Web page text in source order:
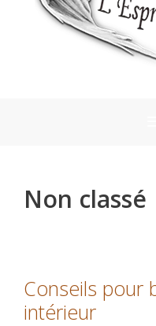
Non classé
Conseils pour
intérieur